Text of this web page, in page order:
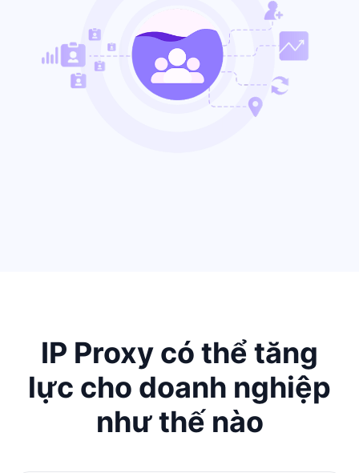
IP Proxy có thể tăng
lực cho doanh nghiệp
như thế nào